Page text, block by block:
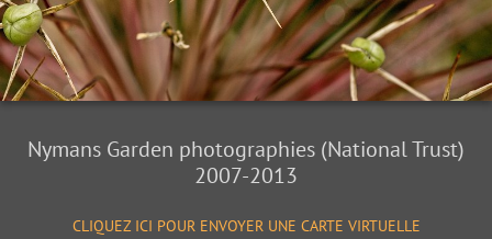
Nymans Garden photographies (National Trust)
2007-2013
CLIQUEZ ICI POUR ENVOYER UNE CARTE VIRTUELLE